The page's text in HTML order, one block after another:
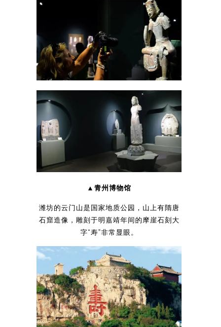
▲青州博物馆
潍坊的云门山是国家地质公园，山上有隋唐
石窟造像，雕刻于明嘉靖年间的摩崖石刻大
字“寿”非常显眼。